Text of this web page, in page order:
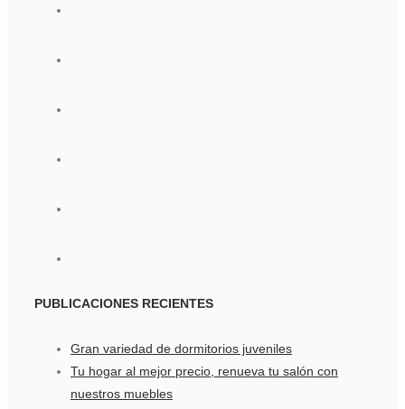
PUBLICACIONES RECIENTES
Gran variedad de dormitorios juveniles
Tu hogar al mejor precio, renueva tu salón con
nuestros muebles